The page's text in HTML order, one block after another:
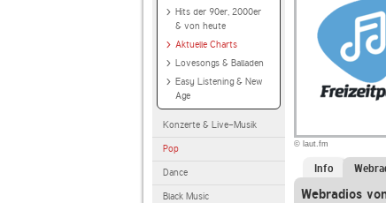
Hits der 90er, 2000er
& von heute
Aktuelle Charts
Lovesongs & Balladen
Easy Listening & New
Age
Konzerte & Live-Musik
Pop
Dance
Black Music
© laut.fm
Info
Webradios